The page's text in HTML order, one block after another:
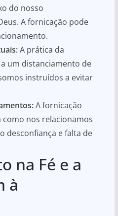
do nosso
A fornicação pode
A prática da
um distanciamento de
instruídos a evitar
A fornicação
nos relacionamos
desconfiança e falta de
na Fé e a
à